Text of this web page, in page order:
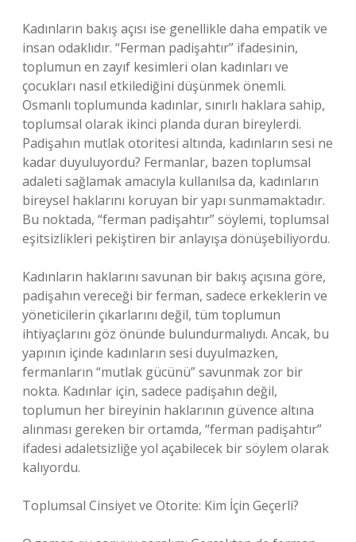
Kadınların bakış açısı ise genellikle daha empatik ve
insan odaklıdır. “Ferman padişahtır” ifadesinin,
toplumun en zayıf kesimleri olan kadınları ve
çocukları nasıl etkilediğini düşünmek önemli.
Osmanlı toplumunda kadınlar, sınırlı haklara sahip,
toplumsal olarak ikinci planda duran bireylerdi.
Padişahın mutlak otoritesi altında, kadınların sesi ne
kadar duyuluyordu? Fermanlar, bazen toplumsal
adaleti sağlamak amacıyla kullanılsa da, kadınların
bireysel haklarını koruyan bir yapı sunmamaktadır.
Bu noktada, “ferman padişahtır” söylemi, toplumsal
eşitsizlikleri pekiştiren bir anlayışa dönüşebiliyordu.
Kadınların haklarını savunan bir bakış açısına göre,
padişahın vereceği bir ferman, sadece erkeklerin ve
yöneticilerin çıkarlarını değil, tüm toplumun
ihtiyaçlarını göz önünde bulundurmalıydı. Ancak, bu
yapının içinde kadınların sesi duyulmazken,
fermanların “mutlak gücünü” savunmak zor bir
nokta. Kadınlar için, sadece padişahın değil,
toplumun her bireyinin haklarının güvence altına
alınması gereken bir ortamda, “ferman padişahtır”
ifadesi adaletsizliğe yol açabilecek bir söylem olarak
kalıyordu.
Toplumsal Cinsiyet ve Otorite: Kim İçin Geçerli?